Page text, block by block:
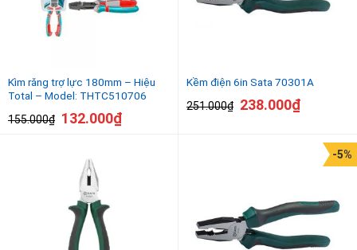
Kìm răng trợ lực 180mm – Hiệu
Total – Model: THTC510706
155.000₫ 132.000₫
Kềm điện 6in Sata 70301A
251.000₫ 238.000₫
-5%